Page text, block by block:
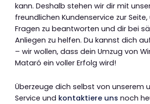
kann. Deshalb stehen wir dir mit
freundlichen Kundenservice zur
Fragen zu beantworten und dir bei
Anliegen zu helfen. Du kannst dich
– wir wollen, dass dein Umzug von
Mataró ein voller Erfolg wird!
Überzeuge dich selbst von unserem
Service und kontaktiere uns noch